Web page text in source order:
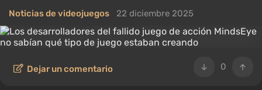
Noticias de videojuegos 22 diciembre 2025
0
Dejar un comentario